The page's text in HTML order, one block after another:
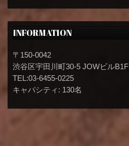
INFORMATION
〒150-0042
渋谷区宇田川町30-5 JOWビルB1F
TEL:03-6455-0225
キャパシティ: 130名